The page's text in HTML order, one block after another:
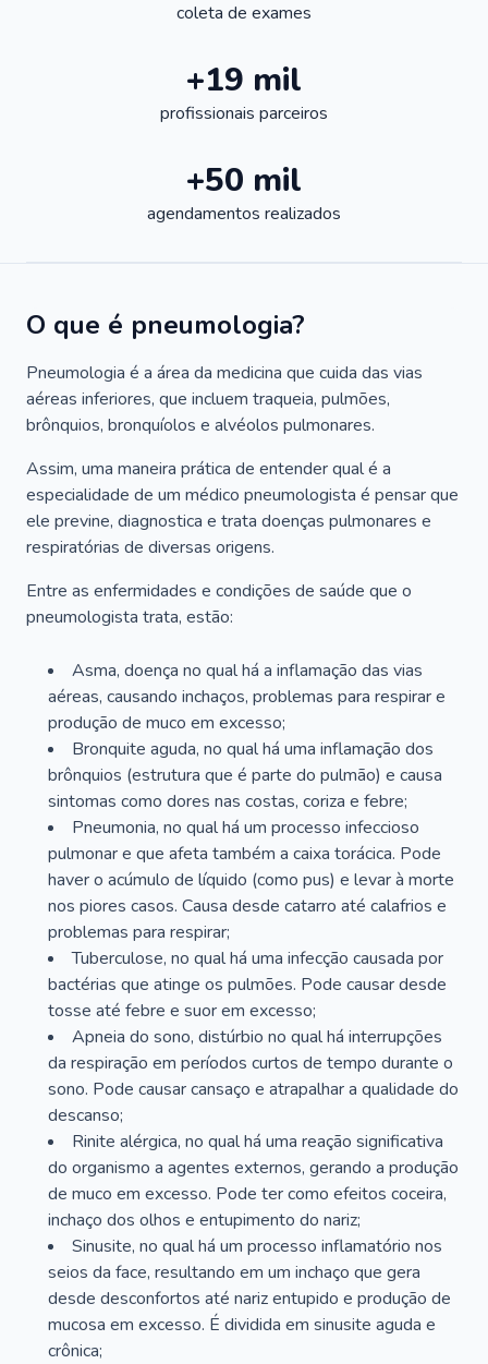
coleta de exames
+19 mil
profissionais parceiros
+50 mil
agendamentos realizados
O que é pneumologia?
Pneumologia é a área da medicina que cuida das vias
aéreas inferiores, que incluem traqueia, pulmões,
brônquios, bronquíolos e alvéolos pulmonares.
Assim, uma maneira prática de entender qual é a
especialidade de um médico pneumologista é pensar que
ele previne, diagnostica e trata doenças pulmonares e
respiratórias de diversas origens.
Entre as enfermidades e condições de saúde que o
pneumologista trata, estão:
Asma, doença no qual há a inflamação das vias
aéreas, causando inchaços, problemas para respirar e
produção de muco em excesso;
Bronquite aguda, no qual há uma inflamação dos
brônquios (estrutura que é parte do pulmão) e causa
sintomas como dores nas costas, coriza e febre;
Pneumonia, no qual há um processo infeccioso
pulmonar e que afeta também a caixa torácica. Pode
haver o acúmulo de líquido (como pus) e levar à morte
nos piores casos. Causa desde catarro até calafrios e
problemas para respirar;
Tuberculose, no qual há uma infecção causada por
bactérias que atinge os pulmões. Pode causar desde
tosse até febre e suor em excesso;
Apneia do sono, distúrbio no qual há interrupções
da respiração em períodos curtos de tempo durante o
sono. Pode causar cansaço e atrapalhar a qualidade do
descanso;
Rinite alérgica, no qual há uma reação significativa
do organismo a agentes externos, gerando a produção
de muco em excesso. Pode ter como efeitos coceira,
inchaço dos olhos e entupimento do nariz;
Sinusite, no qual há um processo inflamatório nos
seios da face, resultando em um inchaço que gera
desde desconfortos até nariz entupido e produção de
mucosa em excesso. É dividida em sinusite aguda e
crônica;